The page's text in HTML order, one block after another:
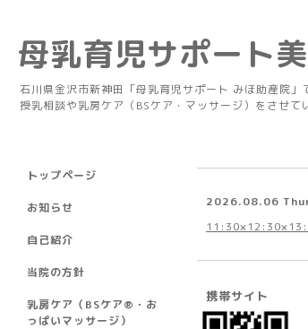
母乳育児サポート
石川県金沢市新神田「母乳育児サポート みほ助産院
授乳相談や乳房ケア（BSケア・マッサージ）をさせ
トップページ
お知らせ
自己紹介
当院の方針
乳房ケア（BSケア®︎・お
っぱいマッサージ）
2026.08.06
携帯サイト